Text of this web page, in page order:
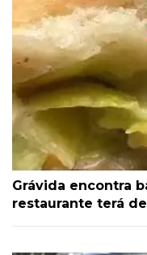
Grávida encontra
restaurante terá